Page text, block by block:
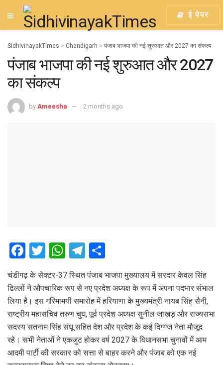
ई पेपर
SidhivinayakTimes > Chandigarh > पंजाब भाजपा की नई शुरुआत और 2027 का संकल्प
पंजाब भाजपा की नई शुरुआत और 2027
का संकल्प
by Ameesha 2 months ago
F
a
ce
b
o
o
k
T
tt
er
W
h
at
s
A
p
p
T
el
e
gr
a
m
ar
e
चंडीगढ़ के सेक्टर-37 स्थित पंजाब भाजपा मुख्यालय में सरदार केवल सिंह
ढिल्लों ने औपचारिक रूप से नए प्रदेश अध्यक्ष के रूप में अपना पदभार संभाल
लिया है। इस गरिमामयी समारोह में हरियाणा के मुख्यमंत्री नायब सिंह सैनी,
राष्ट्रीय महासचिव तरुण चुघ, पूर्व प्रदेश अध्यक्ष सुनील जाखड़ और राज्यसभा
सदस्य सतनाम सिंह संधू सहित देश और प्रदेश के कई दिग्गज नेता मौजूद
रहे। सभी नेताओं ने एकजुट होकर वर्ष 2027 के विधानसभा चुनावों में आम
आदमी पार्टी की सरकार को सत्ता से बाहर करने और पंजाब को एक नई